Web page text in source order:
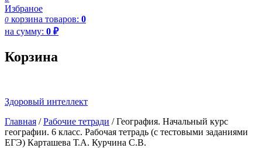
Избраное
0 корзина товаров: 0
на сумму: 0 ₽
Корзина
Здоровый интеллект
Главная /Рабочие тетради / География. Начальный курс
географии. 6 класс. Рабочая тетрадь (с тестовыми заданиями
ЕГЭ) Карташева Т.А. Курчина С.В.